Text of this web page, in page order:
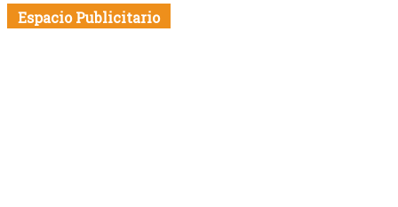
Espacio Publicitario